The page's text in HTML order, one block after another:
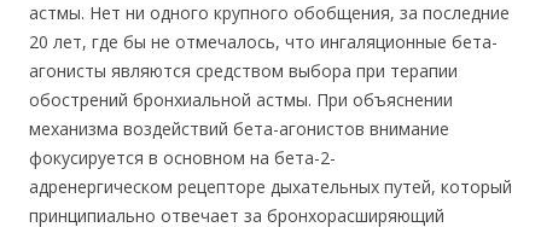
астмы. Нет ни одного крупного обобщения, за последние
20 лет, где бы не отмечалось, что ингаляционные бета-
агонисты являются средством выбора при терапии
обострений бронхиальной астмы. При объяснении
механизма воздействий бета-агонистов внимание
фокусируется в основном на бета-2-
адренергическом рецепторе дыхательных путей, который
принципиально отвечает за бронхорасширяющий